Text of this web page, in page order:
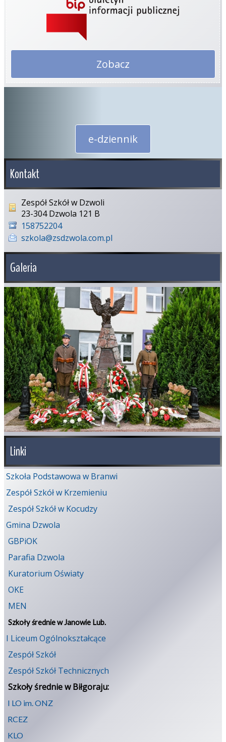
Zobacz
e-dziennik
Kontakt
Zespół Szkół w Dzwoli
23-304 Dzwola 121 B
158752204
szkola@zsdzwola.com.pl
Galeria
Linki
Szkoła Podstawowa w Branwi
Zespół Szkół w Krzemieniu
Zespół Szkół w Kocudzy
Gmina Dzwola
GBPiOK
Parafia Dzwola
Kuratorium Oświaty
OKE
MEN
Szkoły średnie w Janowie Lub.
I Liceum Ogólnokształcące
Zespół Szkół
Zespół Szkół Technicznych
Szkoły średnie w Biłgoraju:
I LO im. ONZ
RCEZ
KLO